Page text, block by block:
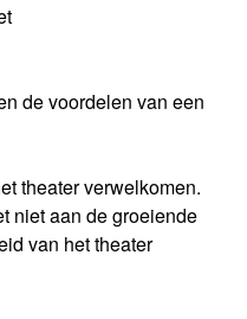
de voordelen van een
theater verwelkomen.
niet aan de groeiende
van het theater